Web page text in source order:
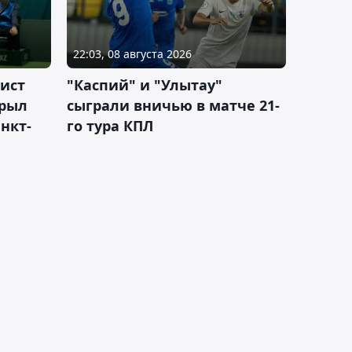
22:03, 08 августа 2026
"Каспий" и "Улытау"
сыграли вничью в матче 21-
го тура КПЛ